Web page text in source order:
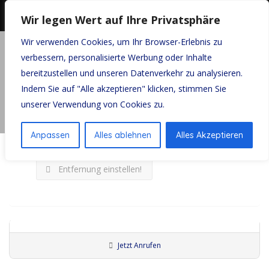
Wir legen Wert auf Ihre Privatsphäre
Wir verwenden Cookies, um Ihr Browser-Erlebnis zu
verbessern, personalisierte Werbung oder Inhalte
bereitzustellen und unseren Datenverkehr zu analysieren.
Indem Sie auf "Alle akzeptieren" klicken, stimmen Sie
unserer Verwendung von Cookies zu.
Anpassen Alles ablehnen Alles Akzeptieren
Startseite Weihnachtsfest
Auf Karte ansehen
Ergebnisse:Weihnachtsfest
Such - Filter
Entfernung einstellen!
Kinderschminker:innen
Künstler:innen Augsburg
Jetzt Anrufen